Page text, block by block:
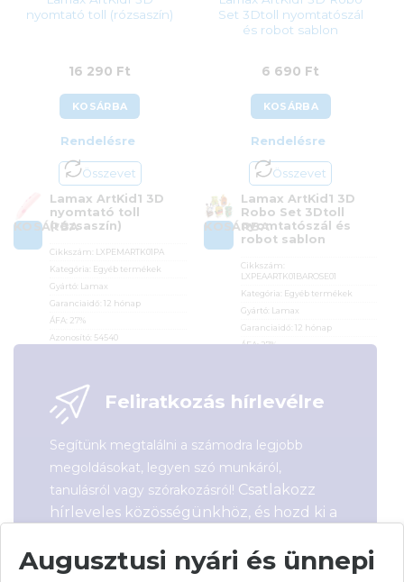
nyomtató toll (rózsaszín)
16 290 Ft
KOSÁRBA
Rendelésre
Összevet
KOSÁRBA
Lamax ArtKid1 3D
nyomtató toll
(rózsaszín)
Cikkszám: LXPEMARTK01PA
Kategória: Egyéb termékek
Gyártó: Lamax
Garanciaidő:12 hónap
ÁFA: 27%
Azonosító: 54540
Set 3Dtoll nyomtatószál
és robot sablon
6 690 Ft
KOSÁRBA
Rendelésre
Összevet
KOSÁRBA
Lamax ArtKid1 3D
Robo Set 3Dtoll
nyomtatószál és
robot sablon
Cikkszám:
LXPEAARTK01BAROSE01
Kategória: Egyéb termékek
Gyártó: Lamax
Garanciaidő: 12 hónap
ÁFA:27%
Feliratkozás hírlevélre
Segítünk megtalálni a számodra legjobb
megoldásokat, legyen szó munkáról,
tanulásról vagy szórakozásról! Csatlakozz
hírleveles közösségünkhöz, és hozd ki a
Augusztusi nyári és ünnepi